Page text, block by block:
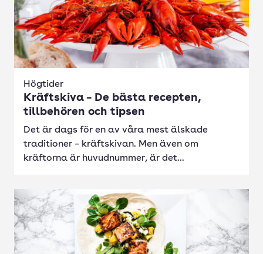
Högtider
Kräftskiva – De bästa recepten,
tillbehören och tipsen
Det är dags för en av våra mest älskade
traditioner – kräftskivan. Men även om
kräftorna är huvudnummer, är det...